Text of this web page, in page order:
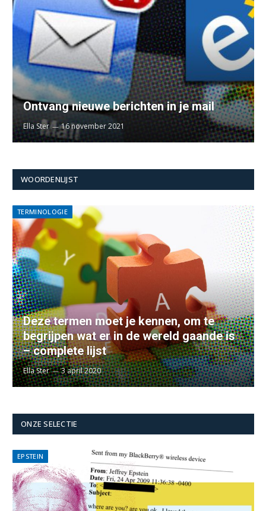
Ontvang nieuwe berichten in je mail
Ella Ster 16 november 2021
WOORDENLIJST
TERMINOLOGIE
Deze termen moet je kennen, om te
begrijpen wat er in de wereld gaande is
– complete lijst
Ella Ster 3 april 2020
ONZE SELECTIE
EPSTEIN